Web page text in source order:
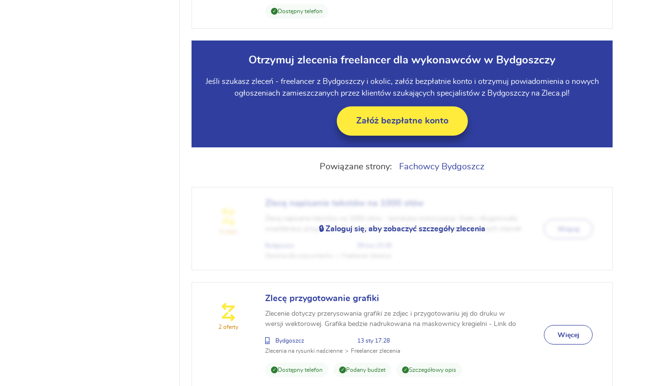
Dostępny telefon
Otrzymuj zlecenia freelancer dla wykonawców w Bydgoszczy
Jeśli szukasz zleceń - freelancer z Bydgoszczy i okolic, załóż bezpłatnie konto i otrzymuj powiadomienia o nowych
ogłoszeniach zamieszczanych przez klientów szukających specjalistów z Bydgoszczy na Zleca.pl!
Załóż bezpłatne konto
Powiązane strony: Fachowcy Bydgoszcz
Zlecę napisanie tekstów na 1000 słów
współpraca, przyjmuję tylko konkretne oferty. Proszę o podanie konkretnych stawek
🔒 Zaloguj się, aby zobaczyć szczegóły zlecenia
Zlecę przygotowanie grafiki
Zlecenie dotyczy przerysowania grafiki ze zdjec i przygotowaniu jej do druku w
wersji wektorowej. Grafika bedzie nadrukowana na maskownicy kregielni - Link do
Bydgoszcz
13 sty 17:28
Zlecenia na rysunki naścienne
Freelancer zlecenia
Dostępny telefon Podany budżet Szczegółowy opis
2 oferty
Więcej